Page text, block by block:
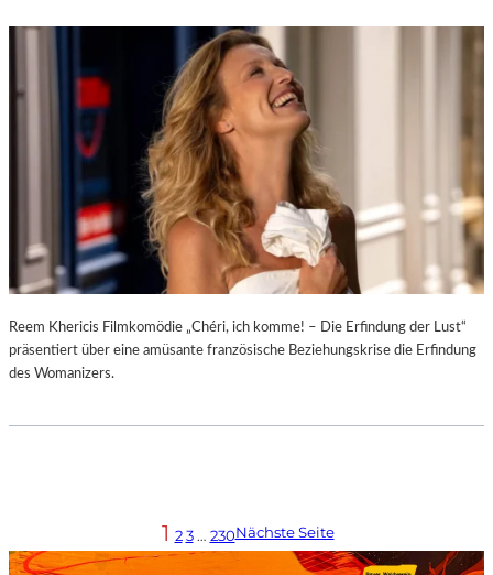
Reem Khericis Filmkomödie „Chéri, ich komme! – Die Erfindung der Lust“
präsentiert über eine amüsante französische Beziehungskrise die Erfindung
des Womanizers.
1 2 3 … 230Nächste Seite